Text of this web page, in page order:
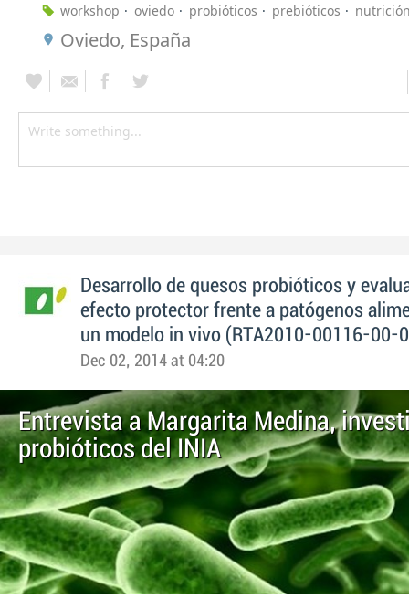
workshop oviedo probióticos prebióticos
Oviedo, España
Desarrollo de quesos probióticos y
efecto protector frente a patógenos
un modelo in vivo (RTA2010-00116-00-
Dec 02, 2014 at 04:20
Entrevista a Margarita Medina,
probióticos del INIA